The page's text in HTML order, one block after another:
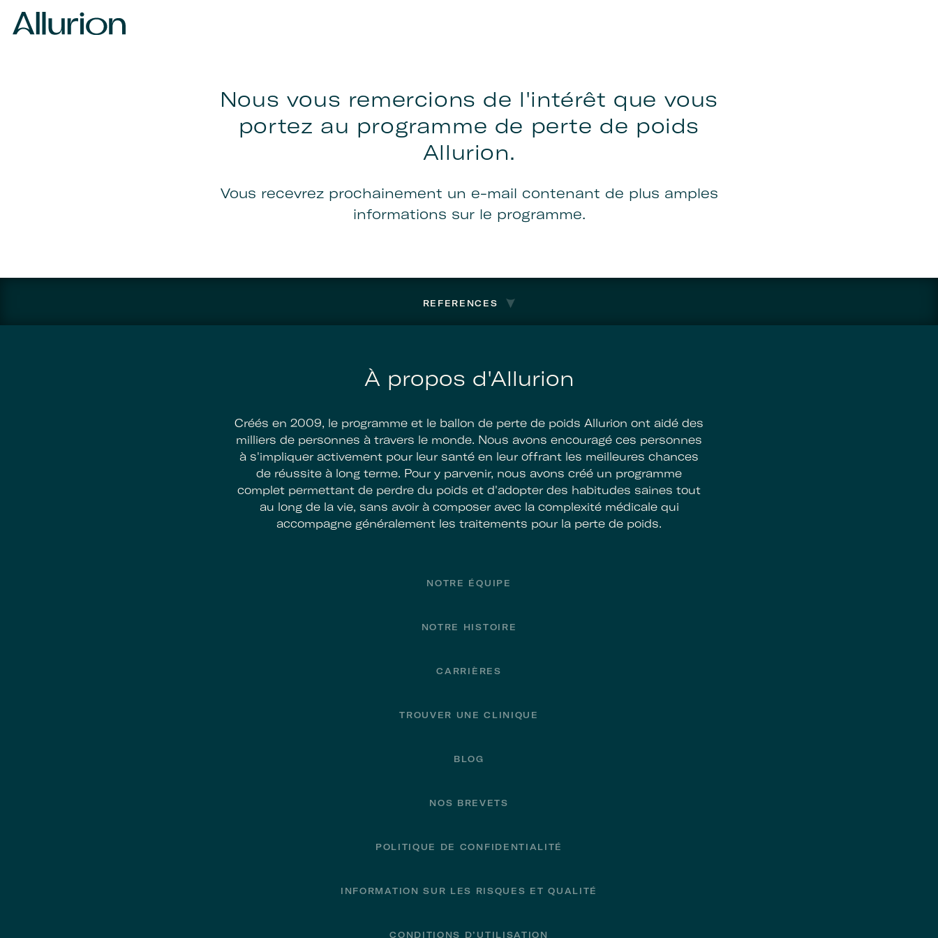
Nous vous remercions de l'intérêt que vous
portez au programme de perte de poids
Allurion.
Vous recevrez prochainement un e-mail contenant de plus amples
informations sur le programme.
REFERENCES
À propos d'Allurion
Créés en 2009, le programme et le ballon de perte de poids Allurion ont aidé des
milliers de personnes à travers le monde. Nous avons encouragé ces personnes
à s'impliquer activement pour leur santé en leur offrant les meilleures chances
de réussite à long terme. Pour y parvenir, nous avons créé un programme
complet permettant de perdre du poids et d'adopter des habitudes saines tout
au long de la vie, sans avoir à composer avec la complexité médicale qui
accompagne généralement les traitements pour la perte de poids.
NOTRE ÉQUIPE
NOTRE HISTOIRE
CARRIÈRES
TROUVER UNE CLINIQUE
BLOG
NOS BREVETS
POLITIQUE DE CONFIDENTIALITÉ
INFORMATION SUR LES RISQUES ET QUALITÉ
CONDITIONS D’UTILISATION